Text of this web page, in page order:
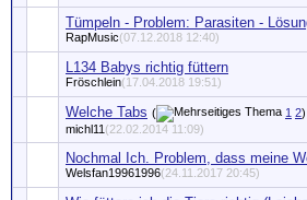
Tümpeln - Problem: Parasiten -
RapMusic(07.12.2018 12:40)
L134 Babys richtig füttern
Fröschlein(17.04.2018 19:51)
Welche Tabs ( 1 2)
michl11 (22.02.2014 11:09)
Nochmal Ich. Problem, dass meine
Welsfan19961996(24.11.2017 20:45)